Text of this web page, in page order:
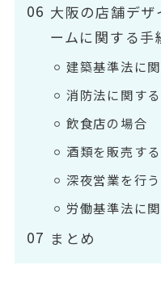
大阪の店舗デ
ームに関する手
建築基準法に
消防法に関す
飲食店の場合
酒類を販売す
深夜営業を行
労働基準法に
まとめ